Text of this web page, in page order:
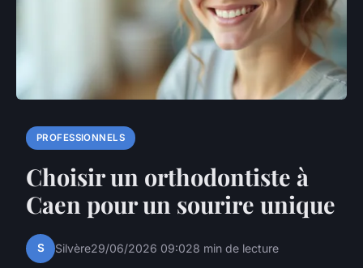
PROFESSIONNELS
Choisir un orthodontiste à
Caen pour un sourire unique
S Silvère29/06/2026 09:028 min de lecture